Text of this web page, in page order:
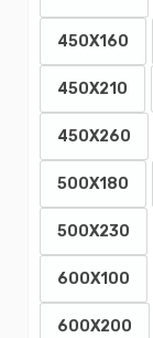
450X160
450X210
450X260
500X180
500X230
600X100
600X200